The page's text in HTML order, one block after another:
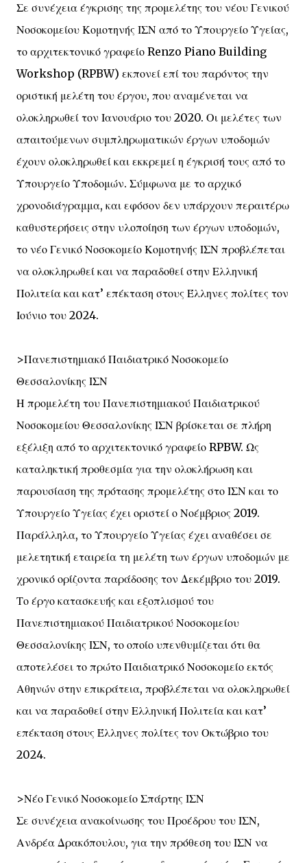
Σε συνέχεια έγκρισης της προμελέτης του νέου Γενικού
Νοσοκομείου Κομοτηνής ΙΣΝ από το Υπουργείο Υγείας,
το αρχιτεκτονικό γραφείο Renzo Piano Building
Workshop (RPBW) εκπονεί επί του παρόντος την
οριστική μελέτη του έργου, που αναμένεται να
ολοκληρωθεί τον Ιανουάριο του 2020. Οι μελέτες των
απαιτούμενων συμπληρωματικών έργων υποδομών
έχουν ολοκληρωθεί και εκκρεμεί η έγκρισή τους από το
Υπουργείο Υποδομών. Σύμφωνα με το αρχικό
χρονοδιάγραμμα, και εφόσον δεν υπάρχουν περαιτέρω
καθυστερήσεις στην υλοποίηση των έργων υποδομών,
το νέο Γενικό Νοσοκομείο Κομοτηνής ΙΣΝ προβλέπεται
να ολοκληρωθεί και να παραδοθεί στην Ελληνική
Πολιτεία και κατ’ επέκταση στους Έλληνες πολίτες τον
Ιούνιο του 2024.
>Πανεπιστημιακό Παιδιατρικό Νοσοκομείο
Θεσσαλονίκης ΙΣΝ
Η προμελέτη του Πανεπιστημιακού Παιδιατρικού
Νοσοκομείου Θεσσαλονίκης ΙΣΝ βρίσκεται σε πλήρη
εξέλιξη από το αρχιτεκτονικό γραφείο RPBW. Ως
καταληκτική προθεσμία για την ολοκλήρωση και
παρουσίαση της πρότασης προμελέτης στο ΙΣΝ και το
Υπουργείο Υγείας έχει οριστεί ο Νοέμβριος 2019.
Παράλληλα, το Υπουργείο Υγείας έχει αναθέσει σε
μελετητική εταιρεία τη μελέτη των έργων υποδομών με
χρονικό ορίζοντα παράδοσης τον Δεκέμβριο του 2019.
Το έργο κατασκευής και εξοπλισμού του
Πανεπιστημιακού Παιδιατρικού Νοσοκομείου
Θεσσαλονίκης ΙΣΝ, το οποίο υπενθυμίζεται ότι θα
αποτελέσει το πρώτο Παιδιατρικό Νοσοκομείο εκτός
Αθηνών στην επικράτεια, προβλέπεται να ολοκληρωθεί
και να παραδοθεί στην Ελληνική Πολιτεία και κατ’
επέκταση στους Έλληνες πολίτες τον Οκτώβριο του
2024.
>Νέο Γενικό Νοσοκομείο Σπάρτης ΙΣΝ
Σε συνέχεια ανακοίνωσης του Προέδρου του ΙΣΝ,
Ανδρέα Δρακόπουλου, για την πρόθεση του ΙΣΝ να